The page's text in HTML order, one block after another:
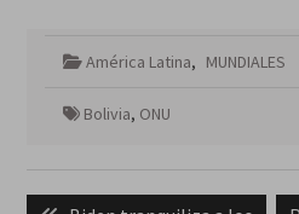
América Latina, MUNDIALES
Bolivia, ONU
Navegación